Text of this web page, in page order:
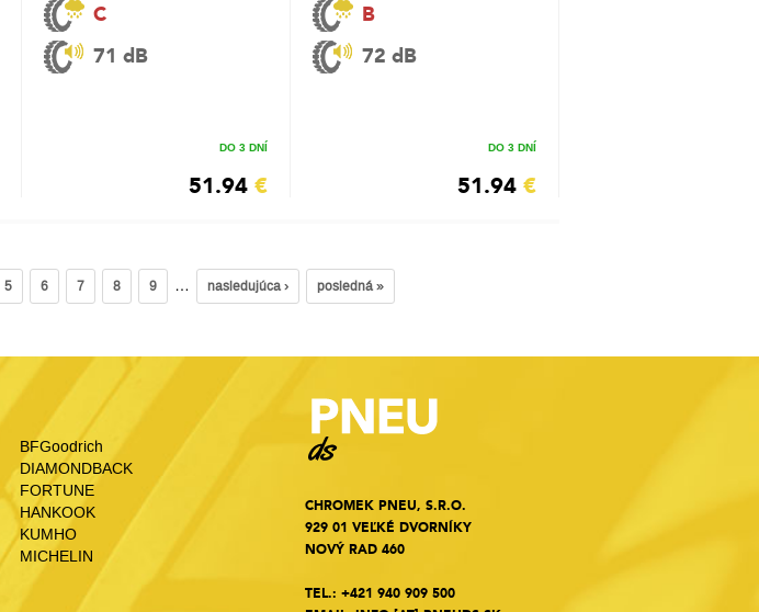
C
71 dB
DO 3 DNÍ
51.94 €
B
72 dB
DO 3 DNÍ
51.94 €
5 6 7 8 9 … nasledujúca › posledná »
BFGoodrich
DIAMONDBACK
FORTUNE
HANKOOK
KUMHO
MICHELIN
CHROMEK PNEU, S.R.O.
929 01 VEĽKÉ DVORNÍKY
NOVÝ RAD 460
TEL.: +421 940 909 500